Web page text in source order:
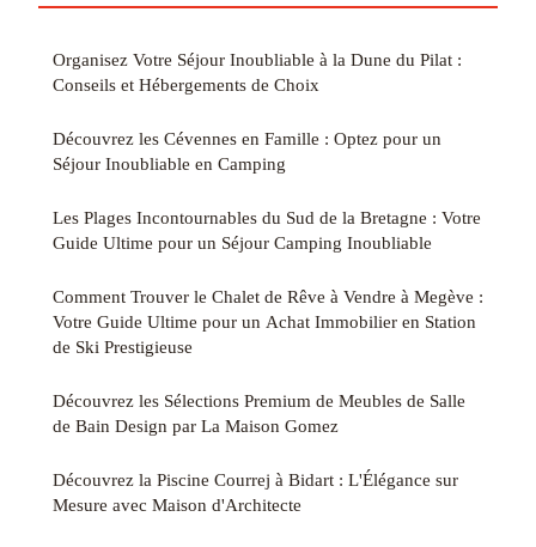
Organisez Votre Séjour Inoubliable à la Dune du Pilat :
Conseils et Hébergements de Choix
Découvrez les Cévennes en Famille : Optez pour un
Séjour Inoubliable en Camping
Les Plages Incontournables du Sud de la Bretagne : Votre
Guide Ultime pour un Séjour Camping Inoubliable
Comment Trouver le Chalet de Rêve à Vendre à Megève :
Votre Guide Ultime pour un Achat Immobilier en Station
de Ski Prestigieuse
Découvrez les Sélections Premium de Meubles de Salle
de Bain Design par La Maison Gomez
Découvrez la Piscine Courrej à Bidart : L'Élégance sur
Mesure avec Maison d'Architecte